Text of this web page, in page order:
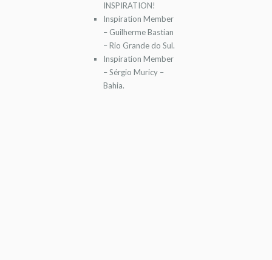
INSPIRATION!
Inspiration Member
– Guilherme Bastian
– Rio Grande do Sul.
Inspiration Member
– Sérgio Muricy –
Bahia.